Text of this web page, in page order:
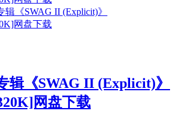
辑《SWAG II (Explicit)》
网盘下载